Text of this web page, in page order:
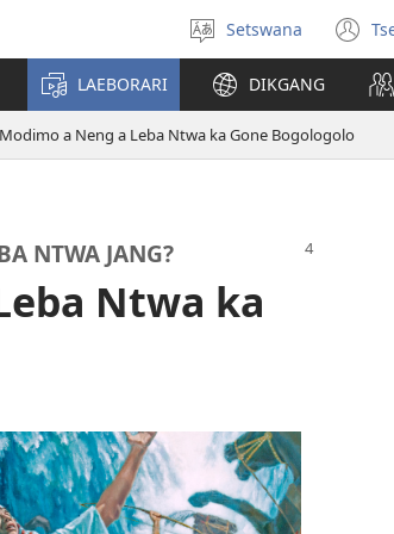
Tlhopha
puo
Setswana
(e
e
LAEBORARI DIKGANG
a Neng a Leba Ntwa ka Gone Bogologolo
NTWA JANG?
Ntwa ka